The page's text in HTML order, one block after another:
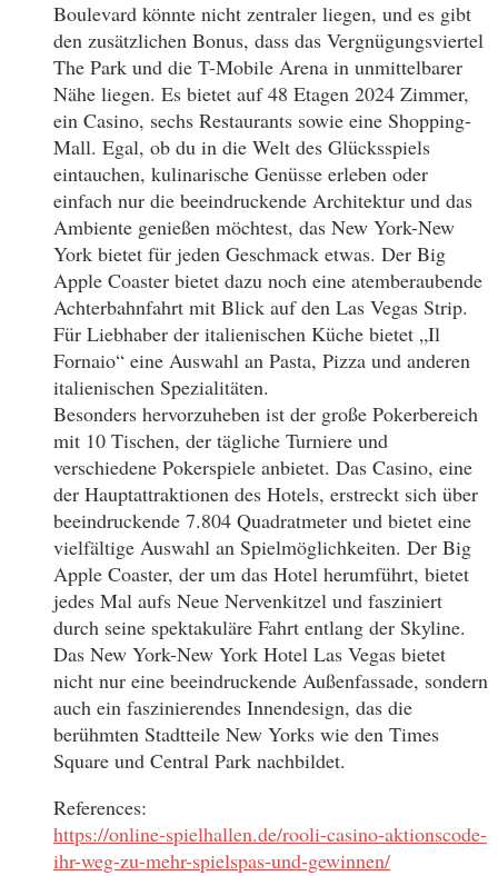
Boulevard könnte nicht zentraler liegen, und es gibt
den zusätzlichen Bonus, dass das Vergnügungsviertel
The Park und die T-Mobile Arena in unmittelbarer
Nähe liegen. Es bietet auf 48 Etagen 2024 Zimmer,
ein Casino, sechs Restaurants sowie eine Shopping-
Mall. Egal, ob du in die Welt des Glücksspiels
eintauchen, kulinarische Genüsse erleben oder
einfach nur die beeindruckende Architektur und das
Ambiente genießen möchtest, das New York-New
York bietet für jeden Geschmack etwas. Der Big
Apple Coaster bietet dazu noch eine atemberaubende
Achterbahnfahrt mit Blick auf den Las Vegas Strip.
Für Liebhaber der italienischen Küche bietet „Il
Fornaio“ eine Auswahl an Pasta, Pizza und anderen
italienischen Spezialitäten.
Besonders hervorzuheben ist der große Pokerbereich
mit 10 Tischen, der tägliche Turniere und
verschiedene Pokerspiele anbietet. Das Casino, eine
der Hauptattraktionen des Hotels, erstreckt sich über
beeindruckende 7.804 Quadratmeter und bietet eine
vielfältige Auswahl an Spielmöglichkeiten. Der Big
Apple Coaster, der um das Hotel herumführt, bietet
jedes Mal aufs Neue Nervenkitzel und fasziniert
durch seine spektakuläre Fahrt entlang der Skyline.
Das New York-New York Hotel Las Vegas bietet
nicht nur eine beeindruckende Außenfassade, sondern
auch ein faszinierendes Innendesign, das die
berühmten Stadtteile New Yorks wie den Times
Square und Central Park nachbildet.
References:
https://online-spielhallen.de/rooli-casino-aktionscode-
ihr-weg-zu-mehr-spielspas-und-gewinnen/